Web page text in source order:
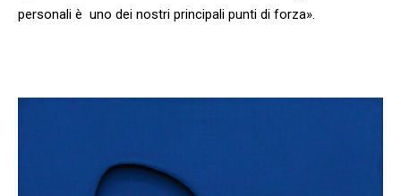
personali è uno dei nostri principali punti di forza».